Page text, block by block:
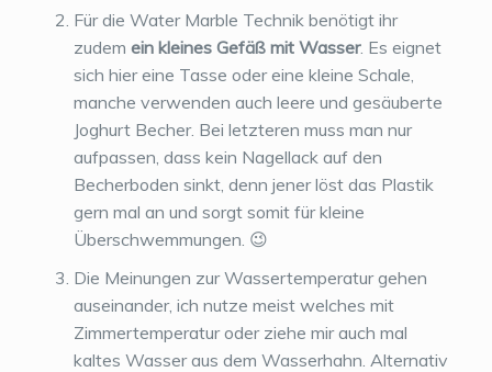
Für die Water Marble Technik benötigt ihr
zudem ein kleines Gefäß mit Wasser. Es eignet
sich hier eine Tasse oder eine kleine Schale,
manche verwenden auch leere und gesäuberte
Joghurt Becher. Bei letzteren muss man nur
aufpassen, dass kein Nagellack auf den
Becherboden sinkt, denn jener löst das Plastik
gern mal an und sorgt somit für kleine
Überschwemmungen. 😉
Die Meinungen zur Wassertemperatur gehen
auseinander, ich nutze meist welches mit
Zimmertemperatur oder ziehe mir auch mal
kaltes Wasser aus dem Wasserhahn. Alternativ